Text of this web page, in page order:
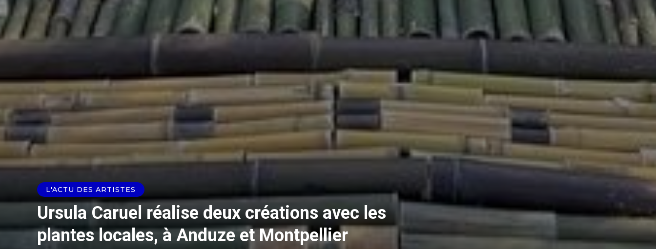
L'ACTU DES ARTISTES
Ursula Caruel réalise deux créations avec les
plantes locales, à Anduze et Montpellier